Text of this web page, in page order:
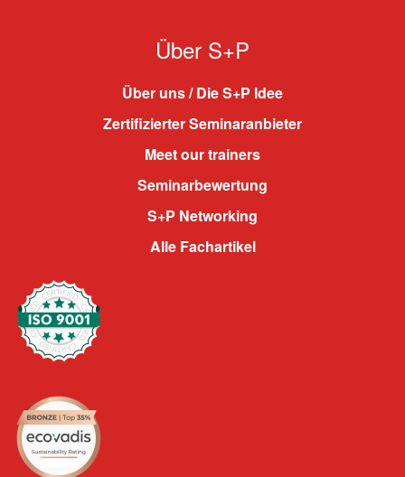
Über S+P
Über uns / Die S+P Idee
Zertifizierter Seminaranbieter
Meet our trainers
Seminarbewertung
S+P Networking
Alle Fachartikel